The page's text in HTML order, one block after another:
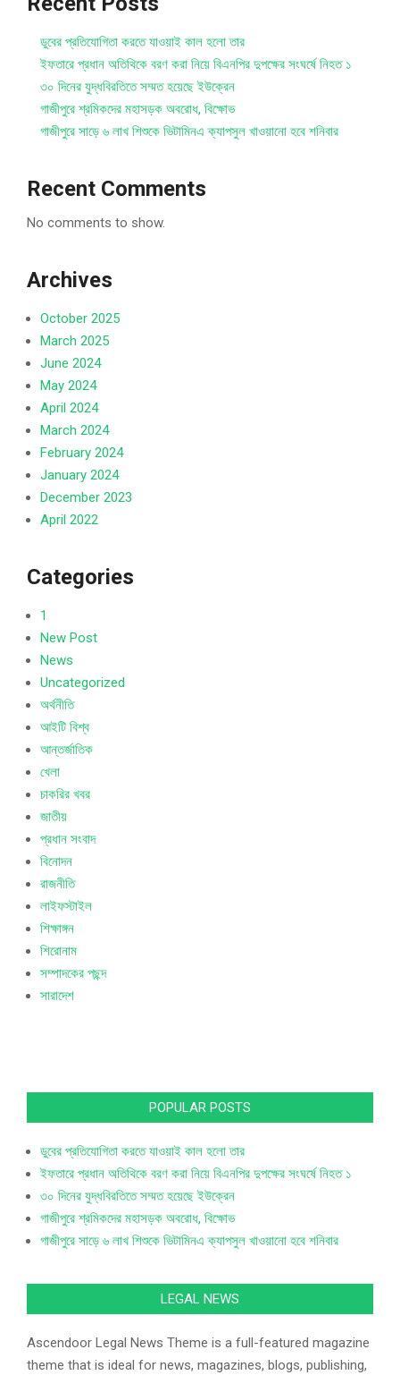
ডুবের প্রতিযোগিতা করতে যাওয়াই কাল হলো তার
ইফতারে প্রধান অতিথিকে বরণ করা নিয়ে বিএনপির দুপক্ষের সংঘর্ষে নিহত ১
৩০ দিনের যুদ্ধবিরতিতে সম্মত হয়েছে ইউক্রেন
গাজীপুরে শ্রমিকদের মহাসড়ক অবরোধ, বিক্ষোভ
গাজীপুরে সাড়ে ৬ লাখ শিশুকে ভিটামিনএ ক্যাপসুল খাওয়ানো হবে শনিবার
Recent Comments
No comments to show.
Archives
October 2025
March 2025
June 2024
May 2024
April 2024
March 2024
February 2024
January 2024
December 2023
April 2022
Categories
1
New Post
News
Uncategorized
অর্থনীতি
আইটি বিশ্ব
আন্তর্জাতিক
খেলা
চাকরির খবর
জাতীয়
প্রধান সংবাদ
বিনোদন
রাজনীতি
লাইফস্টাইল
শিক্ষাঙ্গন
শিরোনাম
সম্পাদকের পছন্দ
সারাদেশ
POPULAR POSTS
ডুবের প্রতিযোগিতা করতে যাওয়াই কাল হলো তার
ইফতারে প্রধান অতিথিকে বরণ করা নিয়ে বিএনপির দুপক্ষের সংঘর্ষে নিহত ১
৩০ দিনের যুদ্ধবিরতিতে সম্মত হয়েছে ইউক্রেন
গাজীপুরে শ্রমিকদের মহাসড়ক অবরোধ, বিক্ষোভ
গাজীপুরে সাড়ে ৬ লাখ শিশুকে ভিটামিনএ ক্যাপসুল খাওয়ানো হবে শনিবার
LEGAL NEWS
Ascendoor Legal News Theme is a full-featured magazine
theme that is ideal for news, magazines, blogs, publishing,